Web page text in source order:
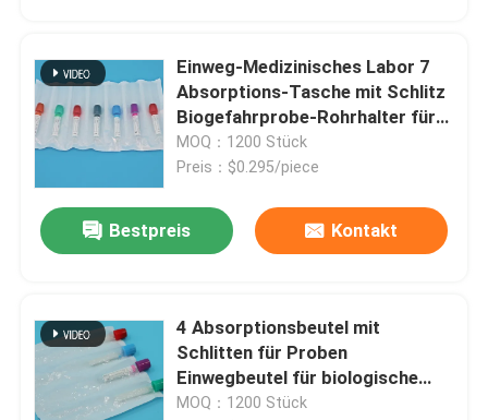
Einweg-Medizinisches Labor 7
Absorptions-Tasche mit Schlitz
Biogefahrprobe-Rohrhalter für
Blut- und Urinprobenentnahme
MOQ：1200 Stück
Preis：$0.295/piece
Bestpreis Kontakt
4 Absorptionsbeutel mit
Schlitten für Proben
Einwegbeutel für biologische
Gefahren für die Aufbewahrung
MOQ：1200 Stück